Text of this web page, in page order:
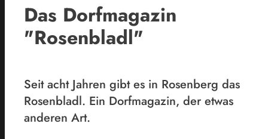
Das Dorfmagazin
"Rosenbladl"
Seit acht Jahren gibt es in Rosenberg das
Rosenbladl. Ein Dorfmagazin, der etwas
anderen Art.